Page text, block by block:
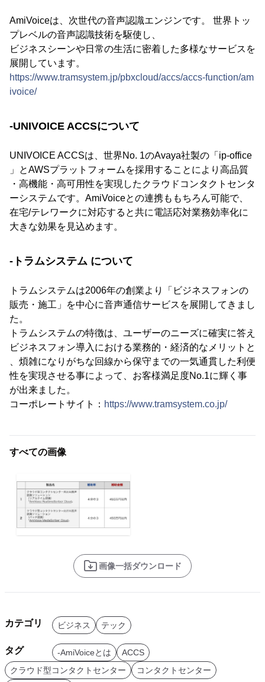
AmiVoiceは、次世代の音声認識エンジンです。 世界トッ
プレベルの音声認識技術を駆使し、
ビジネスシーンや日常の生活に密着した多様なサービスを
展開しています。
https://www.tramsystem.jp/pbxcloud/accs/accs-function/am
ivoice/
-UNIVOICE ACCSについて
UNIVOICE ACCSは、世界No. 1のAvaya社製の「ip-office
」とAWSプラットフォームを採用することにより高品質
・高機能・高可用性を実現したクラウドコンタクトセンタ
ーシステムです。AmiVoiceとの連携ももちろん可能で、
在宅/テレワークに対応すると共に電話応対業務効率化に
大きな効果を見込めます。
-トラムシステム について
トラムシステムは2006年の創業より「ビジネスフォンの
販売・施工」を中心に音声通信サービスを展開してきまし
た。
トラムシステムの特徴は、ユーザーのニーズに確実に答え
ビジネスフォン導入における業務的・経済的なメリットと
、煩雑になりがちな回線から保守までの一気通貫した利便
性を実現させる事によって、お客様満足度No.1に輝く事
が出来ました。
コーポレートサイト： https://www.tramsystem.co.jp/
すべての画像
画像一括ダウンロード
カテゴリ ビジネス テック
タグ -AmiVoiceとは
ACCS
クラウド型コンタクトセンター
コンタクトセンター